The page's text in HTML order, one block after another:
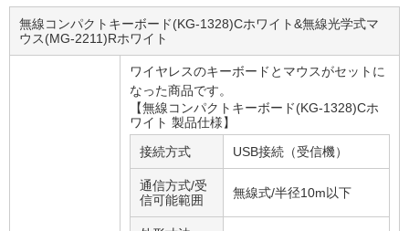
無線コンパクトキーボード(KG-1328)Cホワイト&無線光学式マ
ウス(MG-2211)Rホワイト
ワイヤレスのキーボードとマウスがセットに
なった商品です。
【無線コンパクトキーボード(KG-1328)Cホ
ワイト 製品仕様】
接続方式
USB接続（受信機）
通信方式/受
信可能範囲
無線式/半径10m以下